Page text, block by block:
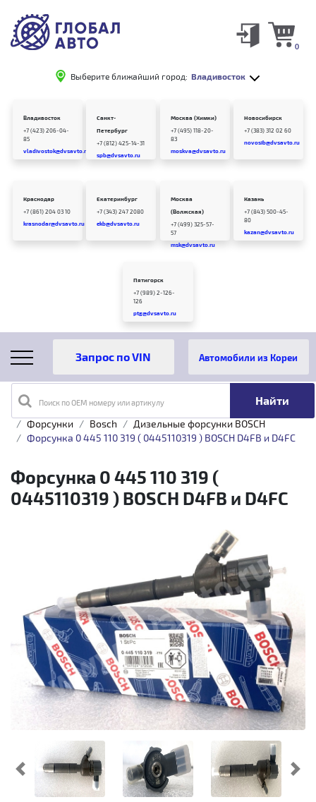
Выберите ближайший город: Владивосток
0
Владивосток
+7 (423) 206-04-
85
vladivostok@dvsavto.ru
Санкт-
Петербург
+7 (812) 425-14-31
spb@dvsavto.ru
Москва (Химки)
+7 (495) 118-20-
83
moskva@dvsavto.ru
Новосибирск
+7 (383) 312 02 60
novosib@dvsavto.ru
Краснодар
+7 (861) 204 03 10
krasnodar@dvsavto.ru
Екатеринбург
+7 (343) 247 2080
ekb@dvsavto.ru
Москва
(Волжская)
+7 (499) 325-57-
57
msk@dvsavto.ru
Казань
+7 (843) 500-45-
80
kazan@dvsavto.ru
Пятигорск
+7 (989) 2-126-
126
ptg@dvsavto.ru
Поиск по OEM номеру или артикулу
Автомобили из Кореи
Главная Каталог товаров
Топливная аппаратура
Форсунки
Bosch
Дизельные форсунки BOSCH
Форсунка 0 445 110 319 ( 0445110319 ) BOSCH D4FB и D4FC
Форсунка 0 445 110 319 (
0445110319 ) BOSCH D4FB и D4FC
Предыдущий